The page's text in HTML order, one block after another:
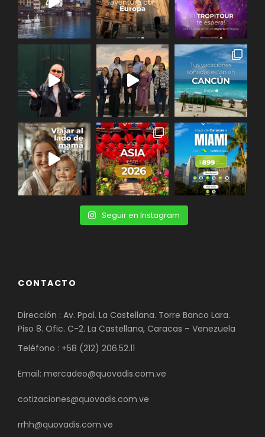
Seguir en Instagram
CONTACTO
Dirección : Av. Ppal. La Castellana. Torre Banco Lara.
Piso 8. Ofic. C-2. La Castellana, Caracas – Venezuela
Teléfono : +58 (212) 206.52.11
Email: mercadeo@quovadis.com.ve
cotizaciones@quovadis.com.ve
rrhh@quovadis.com.ve